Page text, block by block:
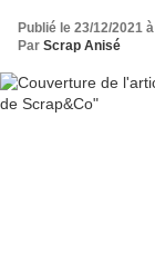
Publié le 23/12/2021
Par Scrap Anisé